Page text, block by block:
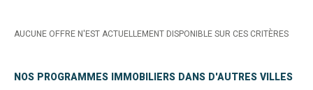
AUCUNE OFFRE N'EST ACTUELLEMENT DISPONIBLE SUR CES CRITÈRES
NOS PROGRAMMES IMMOBILIERS DANS D'AUTRES VILLES